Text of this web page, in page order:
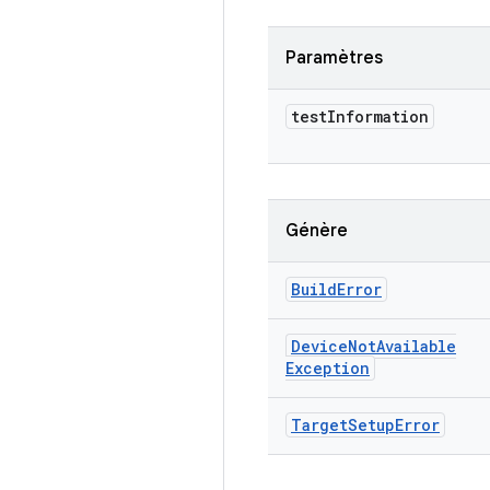
Paramètres
testInformation
Génère
BuildError
DeviceNotAvailable
Exception
TargetSetupError